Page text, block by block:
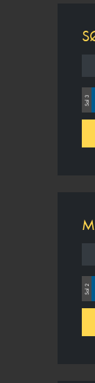
Sal 3
Sal 2